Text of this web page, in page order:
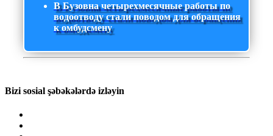
В Бузовна четырехмесячные работы по
водоотводу стали поводом для обращения
к омбудсмену
Bizi sosial şəbəkələrdə izləyin